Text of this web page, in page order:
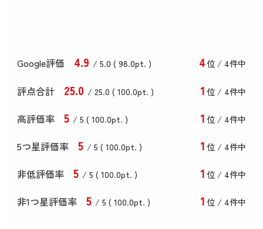
Google評価 4.9 / 5.0 ( 98.0pt. ) 4位 / 4件中
評点合計 25.0 / 25.0 ( 100.0pt. ) 1 位 / 4件中
高評価率 5 / 5 ( 100.0pt. ) 1 位 / 4件中
5つ星評価率 5 / 5 ( 100.0pt. ) 1 位 / 4件中
非低評価率 5 / 5 ( 100.0pt. ) 1 位 / 4件中
非1つ星評価率 5 / 5 ( 100.0pt. ) 1 位 / 4件中